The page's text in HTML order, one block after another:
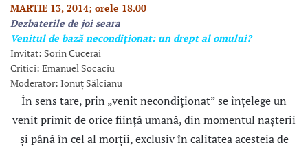
MARTIE 13, 2014; orele 18.00
Dezbaterile de joi seara
Venitul de bază necondiționat: un drept al omului?
Invitat: Sorin Cucerai
Critici: Emanuel Socaciu
Moderator: Ionuț Sălcianu
În sens tare, prin „venit necondiționat” se înțelege un
venit primit de orice ființă umană, din momentul nașterii
și până în cel al morții, exclusiv în calitatea acesteia de